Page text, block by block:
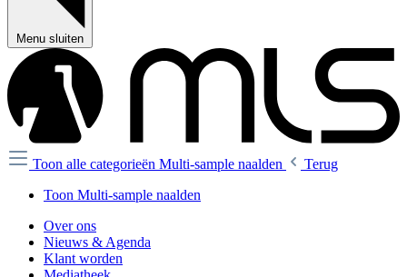
Menu sluiten
Toon alle categorieën Multi-sample naalden
Terug
Toon Multi-sample naalden
Over ons
Nieuws & Agenda
Klant worden